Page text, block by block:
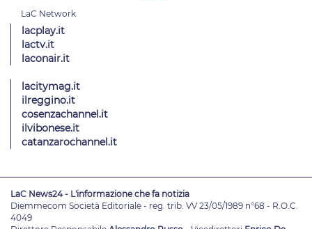
lacplay.it
lactv.it
laconair.it
lacitymag.it
ilreggino.it
cosenzachannel.it
ilvibonese.it
catanzarochannel.it
LaC News24 - L'informazione che fa notizia
Diemmecom Società Editoriale - reg. trib. VV 23/05/1989 n°68 - R.O.C.
4049